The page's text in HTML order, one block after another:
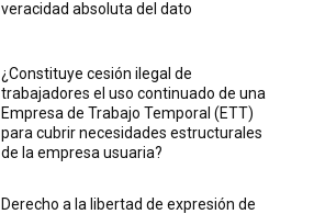
veracidad absoluta del dato
¿Constituye cesión ilegal de
trabajadores el uso continuado de una
Empresa de Trabajo Temporal (ETT)
para cubrir necesidades estructurales
de la empresa usuaria?
Derecho a la libertad de expresión de